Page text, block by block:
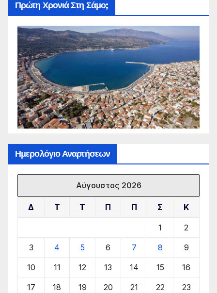
Πρώτη Χρονιά Στη Σάμο;
Ημερολόγιο Αναρτήσεων
Αύγουστος 2026
Δ Τ Τ Π Π Σ Κ
1 2
3 4 5 6 7 8 9
10 11 12 13 14 15 16
17 18 19 20 21 22 23